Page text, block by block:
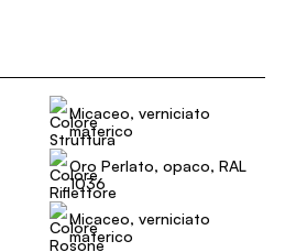
Micaceo, verniciato
materico
Oro Perlato, opaco, RAL
1036
Micaceo, verniciato
materico